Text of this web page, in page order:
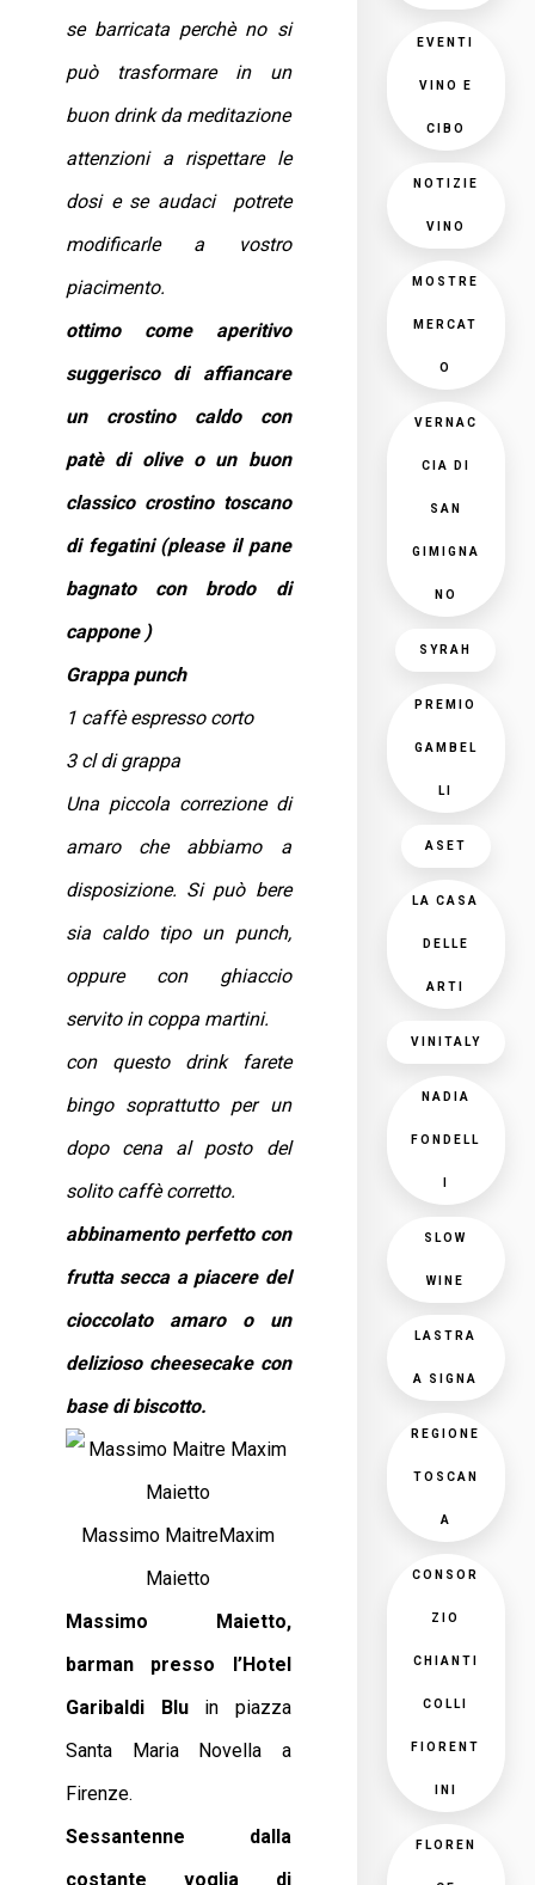
se barricata perchè no si
può trasformare in un
buon drink da meditazione
attenzioni a rispettare le
dosi e se audaci potrete
modificarle a vostro
piacimento.
ottimo come aperitivo
suggerisco di affiancare
un crostino caldo con
patè di olive o un buon
classico crostino toscano
di fegatini (please il pane
bagnato con brodo di
cappone )
Grappa punch
1 caffè espresso corto
3 cl di grappa
Una piccola correzione di
amaro che abbiamo a
disposizione. Si può bere
sia caldo tipo un punch,
oppure con ghiaccio
servito in coppa martini.
con questo drink farete
bingo soprattutto per un
dopo cena al posto del
solito caffè corretto.
abbinamento perfetto con
frutta secca a piacere del
cioccolato amaro o un
delizioso cheesecake con
base di biscotto.
Massimo MaitreMaxim
Maietto
Massimo Maietto,
barman presso l’Hotel
Garibaldi Bluin piazza
Santa Maria Novella a
Firenze.
Sessantenne dalla
costante voglia di
EVENTI
VINO E
CIBO
NOTIZIE
VINO
MOSTRE
MERCAT
O
VERNAC
CIA DI
SAN
GIMIGNA
NO
SYRAH
PREMIO
GAMBEL
LI
ASET
LA CASA
DELLE
ARTI
VINITALY
NADIA
FONDELL
SLOW
WINE
LASTRA
A SIGNA
REGIONE
TOSCAN
A
CONSOR
ZIO
CHIANTI
COLLI
FIORENT
INI
FLOREN